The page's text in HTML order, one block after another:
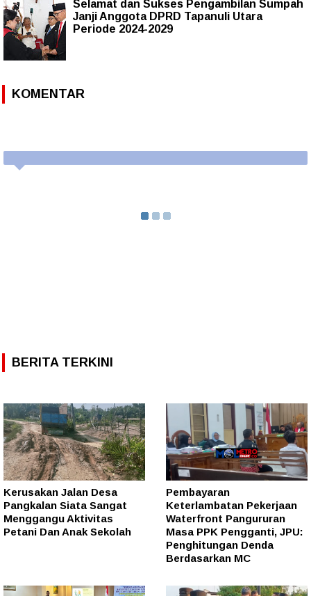
Selamat dan Sukses Pengambilan Sumpah
Janji Anggota DPRD Tapanuli Utara
Periode 2024-2029
KOMENTAR
BERITA TERKINI
Kerusakan Jalan Desa
Pangkalan Siata Sangat
Menggangu Aktivitas
Petani Dan Anak Sekolah
Pembayaran
Keterlambatan Pekerjaan
Waterfront Pangururan
Masa PPK Pengganti, JPU:
Penghitungan Denda
Berdasarkan MC